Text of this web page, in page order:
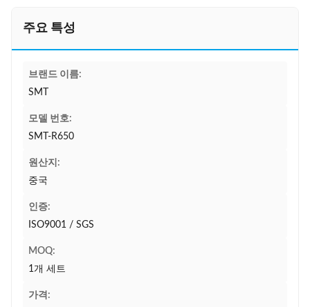
주요 특성
브랜드 이름:
SMT
모델 번호:
SMT-R650
원산지:
중국
인증:
ISO9001 / SGS
MOQ:
1개 세트
가격: